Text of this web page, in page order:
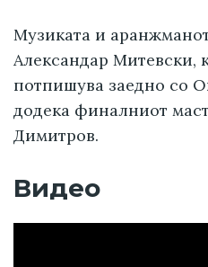
Музиката и
Александар Митевски,
потпишува заедно со
додека финалниот
Димитров.
Видео